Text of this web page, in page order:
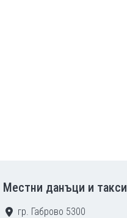
Местни данъци и такси
гр. Габрово 5300